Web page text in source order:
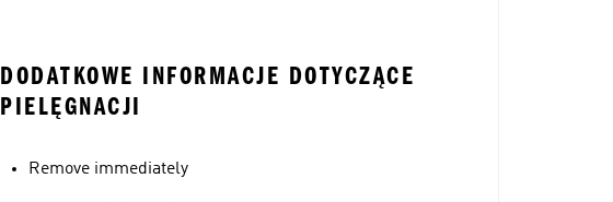
DODATKOWE INFORMACJE DOTYCZĄCE
PIELĘGNACJI
Remove immediately